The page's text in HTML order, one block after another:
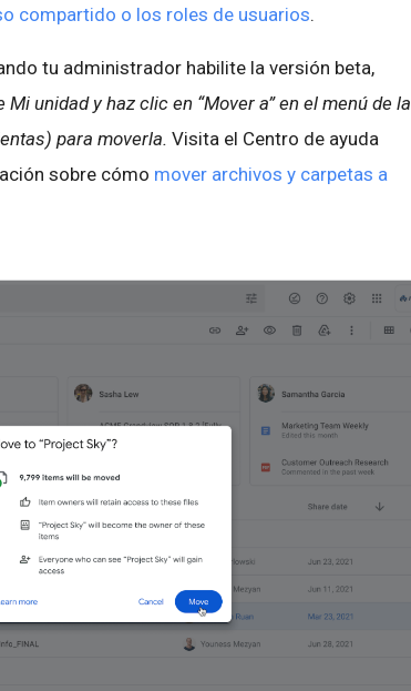
compartido o los roles de usuarios.
tu administrador habilite la versión beta,
unidad y haz clic en “Mover a” en el menú de la
para moverla. Visita el Centro de ayuda
sobre cómo mover archivos y carpetas a